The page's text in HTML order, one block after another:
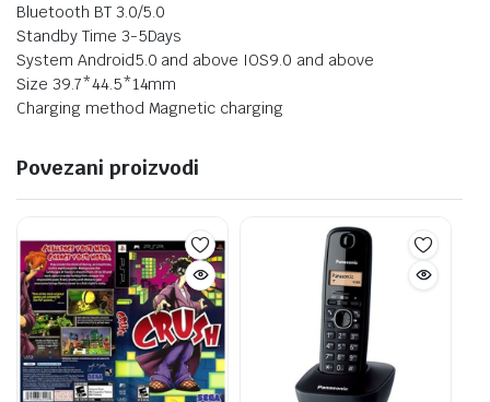
Bluetooth BT 3.0/5.0
Standby Time 3-5Days
System Android5.0 and above IOS9.0 and above
Size 39.7*44.5*14mm
Charging method Magnetic charging
Povezani proizvodi